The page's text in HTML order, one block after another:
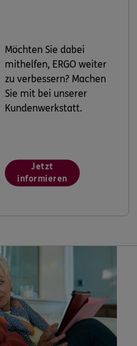
Möchten Sie dabei
mithelfen, ERGO weiter
zu verbessern? Machen
Sie mit bei unserer
Kundenwerkstatt.
Jetzt
informieren